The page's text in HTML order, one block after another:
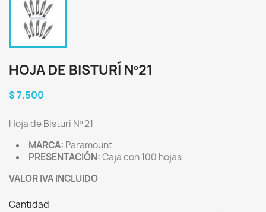
HOJA DE BISTURÍ Nº21
$ 7.500
Hoja de Bisturi Nº 21
MARCA: Paramount
PRESENTACIÓN:Caja con 100 hojas
VALOR IVA INCLUIDO
Cantidad